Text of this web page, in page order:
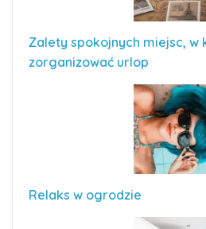
Zalety spokojnych miejsc, w
zorganizować urlop
Relaks w ogrodzie